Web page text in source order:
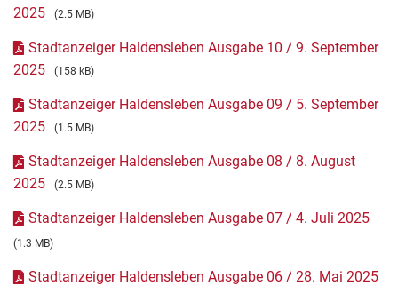
2025
(2.5 MB)
Stadtanzeiger Haldensleben Ausgabe 10 / 9. September
2025
(158 kB)
Stadtanzeiger Haldensleben Ausgabe 09 / 5. September
2025
(1.5 MB)
Stadtanzeiger Haldensleben Ausgabe 08 / 8. August
2025
(2.5 MB)
Stadtanzeiger Haldensleben Ausgabe 07 / 4. Juli 2025
(1.3 MB)
Stadtanzeiger Haldensleben Ausgabe 06 / 28. Mai 2025